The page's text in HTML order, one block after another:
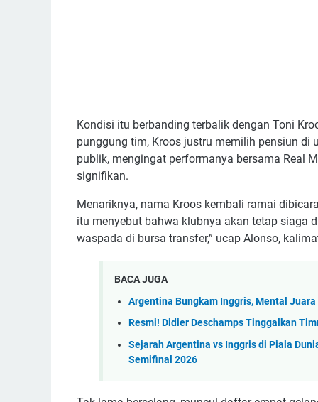
Kondisi itu berbanding terbalik dengan Toni
punggung tim, Kroos justru memilih pensiun di
publik, mengingat performanya bersama Real
signifikan.
Menariknya, nama Kroos kembali ramai
itu menyebut bahwa klubnya akan tetap siaga
waspada di bursa transfer,” ucap Alonso,
BACA JUGA
Argentina Bungkam Inggris, Mental
Resmi! Didier Deschamps Tinggalkan
Sejarah Argentina vs Inggris di Piala
Semifinal 2026